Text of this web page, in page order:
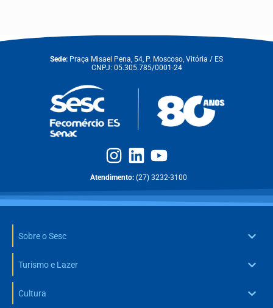
Sede: Praça Misael Pena, 54, P. Moscoso, Vitória / ES
CNPJ: 05.305.785/0001-24
Atendimento: (27) 3232-3100
Sobre o Sesc
Turismo e Lazer
Cultura